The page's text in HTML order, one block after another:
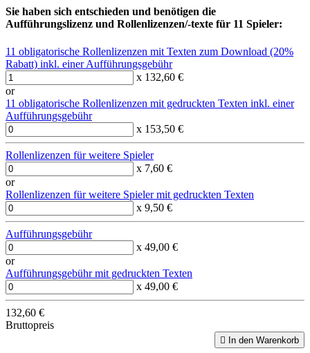
Sie haben sich entschieden und benötigen die
Aufführungslizenz und Rollenlizenzen/-texte für 11 Spieler:
11 obligatorische Rollenlizenzen mit Texten zum Download (20%
Rabatt) inkl. einer Aufführungsgebühr
x 132,60 €
or
11 obligatorische Rollenlizenzen mit gedruckten Texten inkl. einer
Aufführungsgebühr
x 153,50 €
Rollenlizenzen für weitere Spieler
x 7,60 €
or
Rollenlizenzen für weitere Spieler mit gedruckten Texten
x 9,50 €
Aufführungsgebühr
x 49,00 €
or
Aufführungsgebühr mit gedruckten Texten
x 49,00 €
132,60 €
Bruttopreis
 In den Warenkorb